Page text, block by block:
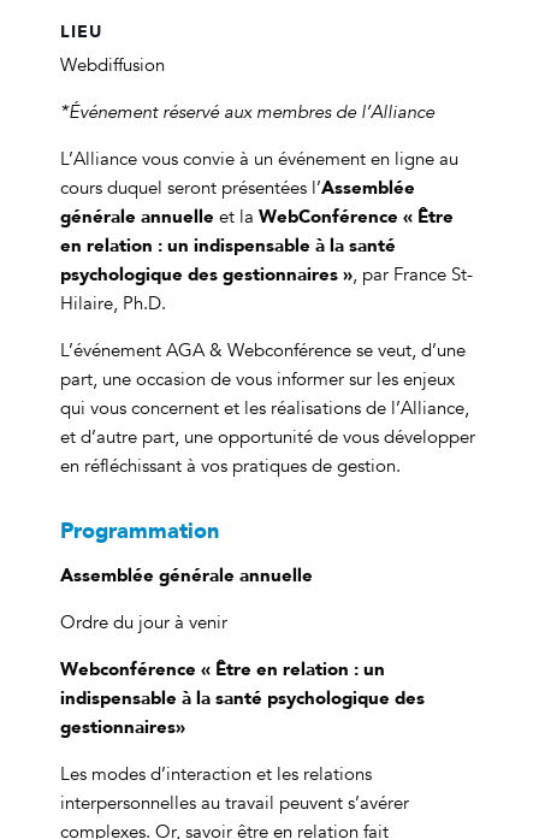
LIEU
Webdiffusion
*Événement réservé aux membres de l’Alliance
L’Alliance vous convie à un événement en ligne au
cours duquel seront présentées l’Assemblée
générale annuelle et la WebConférence « Être
en relation : un indispensable à la santé
psychologique des gestionnaires», par France St-
Hilaire, Ph.D.
L’événement AGA & Webconférence se veut, d’une
part, une occasion de vous informer sur les enjeux
qui vous concernent et les réalisations de l’Alliance,
et d’autre part, une opportunité de vous développer
en réfléchissant à vos pratiques de gestion.
Programmation
Assemblée générale annuelle
Ordre du jour à venir
Webconférence « Être en relation : un
indispensable à la santé psychologique des
gestionnaires»
Les modes d’interaction et les relations
interpersonnelles au travail peuvent s’avérer
complexes. Or, savoir être en relation fait